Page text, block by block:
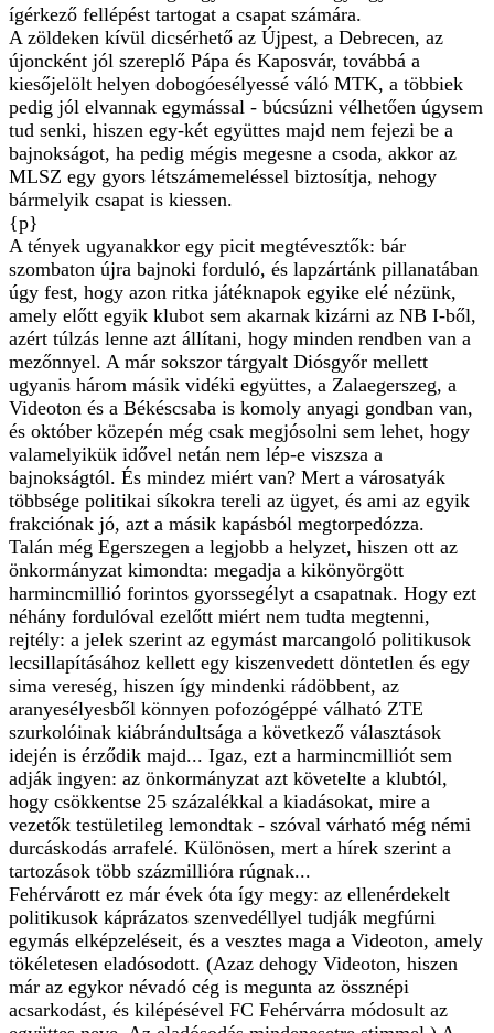
ígérkező fellépést tartogat a csapat számára.
A zöldeken kívül dicsérhető az Újpest, a Debrecen, az
újoncként jól szereplő Pápa és Kaposvár, továbbá a
kiesőjelölt helyen dobogóesélyessé váló MTK, a többiek
pedig jól elvannak egymással - búcsúzni vélhetően úgysem
tud senki, hiszen egy-két együttes majd nem fejezi be a
bajnokságot, ha pedig mégis megesne a csoda, akkor az
MLSZ egy gyors létszámemeléssel biztosítja, nehogy
bármelyik csapat is kiessen.
{p}
A tények ugyanakkor egy picit megtévesztők: bár
szombaton újra bajnoki forduló, és lapzártánk pillanatában
úgy fest, hogy azon ritka játéknapok egyike elé nézünk,
amely előtt egyik klubot sem akarnak kizárni az NB I-ből,
azért túlzás lenne azt állítani, hogy minden rendben van a
mezőnnyel. A már sokszor tárgyalt Diósgyőr mellett
ugyanis három másik vidéki együttes, a Zalaegerszeg, a
Videoton és a Békéscsaba is komoly anyagi gondban van,
és október közepén még csak megjósolni sem lehet, hogy
valamelyikük idővel netán nem lép-e viszsza a
bajnokságtól. És mindez miért van? Mert a városatyák
többsége politikai síkokra tereli az ügyet, és ami az egyik
frakciónak jó, azt a másik kapásból megtorpedózza.
Talán még Egerszegen a legjobb a helyzet, hiszen ott az
önkormányzat kimondta: megadja a kikönyörgött
harmincmillió forintos gyorssegélyt a csapatnak. Hogy ezt
néhány fordulóval ezelőtt miért nem tudta megtenni,
rejtély: a jelek szerint az egymást marcangoló politikusok
lecsillapításához kellett egy kiszenvedett döntetlen és egy
sima vereség, hiszen így mindenki rádöbbent, az
aranyesélyesből könnyen pofozógéppé válható ZTE
szurkolóinak kiábrándultsága a következő választások
idején is érződik majd... Igaz, ezt a harmincmilliót sem
adják ingyen: az önkormányzat azt követelte a klubtól,
hogy csökkentse 25 százalékkal a kiadásokat, mire a
vezetők testületileg lemondtak - szóval várható még némi
durcáskodás arrafelé. Különösen, mert a hírek szerint a
tartozások több százmillióra rúgnak...
Fehérvárott ez már évek óta így megy: az ellenérdekelt
politikusok káprázatos szenvedéllyel tudják megfúrni
egymás elképzeléseit, és a vesztes maga a Videoton, amely
tökéletesen eladósodott. (Azaz dehogy Videoton, hiszen
már az egykor névadó cég is megunta az össznépi
acsarkodást, és kilépésével FC Fehérvárra módosult az